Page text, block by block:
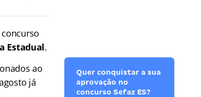
Estadual.
ao
já
Quer conquistar a sua
aprovação no
concurso Sefaz ES?